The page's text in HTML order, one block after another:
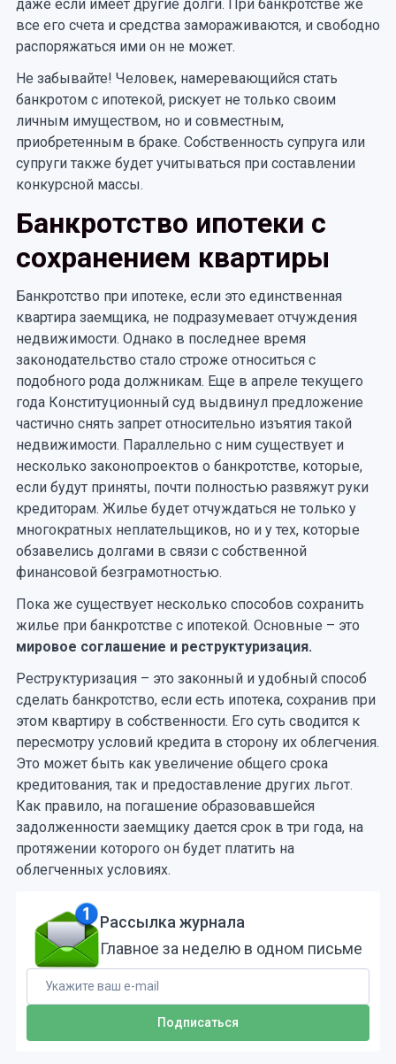
даже если имеет другие долги. При банкротстве же
все его счета и средства замораживаются, и свободно
распоряжаться ими он не может.
Не забывайте! Человек, намеревающийся стать
банкротом с ипотекой, рискует не только своим
личным имуществом, но и совместным,
приобретенным в браке. Собственность супруга или
супруги также будет учитываться при составлении
конкурсной массы.
Банкротство ипотеки с
сохранением квартиры
Банкротство при ипотеке, если это единственная
квартира заемщика, не подразумевает отчуждения
недвижимости. Однако в последнее время
законодательство стало строже относиться с
подобного рода должникам. Еще в апреле текущего
года Конституционный суд выдвинул предложение
частично снять запрет относительно изъятия такой
недвижимости. Параллельно с ним существует и
несколько законопроектов о банкротстве, которые,
если будут приняты, почти полностью развяжут руки
кредиторам. Жилье будет отчуждаться не только у
многократных неплательщиков, но и у тех, которые
обзавелись долгами в связи с собственной
финансовой безграмотностью.
Пока же существует несколько способов сохранить
жилье при банкротстве с ипотекой. Основные – это
мировое соглашение и реструктуризация.
Реструктуризация – это законный и удобный способ
сделать банкротство, если есть ипотека, сохранив при
этом квартиру в собственности. Его суть сводится к
пересмотру условий кредита в сторону их облегчения.
Это может быть как увеличение общего срока
кредитования, так и предоставление других льгот.
Как правило, на погашение образовавшейся
задолженности заемщику дается срок в три года, на
протяжении которого он будет платить на
облегченных условиях.
Рассылка журнала
Главное за неделю в одном письме